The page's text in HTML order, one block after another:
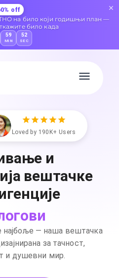
off
на било који годишњи план —
било када
59
MIN
51
SEC
Loved by 190K+ Users
и
вештачке
најбоље — наша вештачка
за тачност,
и душевни мир.